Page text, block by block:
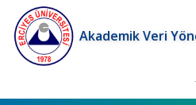
Akademik Veri